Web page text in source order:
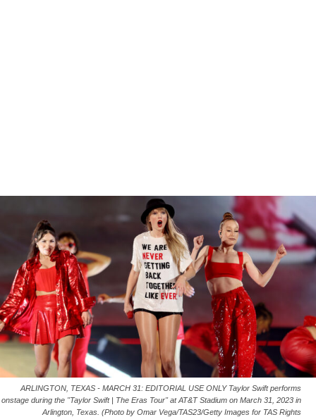
ARLINGTON, TEXAS - MARCH 31: EDITORIAL USE ONLY Taylor Swift performs
onstage during the "Taylor Swift | The Eras Tour" at AT&T Stadium on March 31, 2023 in
Arlington, Texas. (Photo by Omar Vega/TAS23/Getty Images for TAS Rights